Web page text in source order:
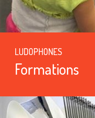
LUDOPHONES
Formations